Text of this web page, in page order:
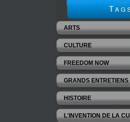
ARTS
CULTURE
FREEDOM NOW
GRANDS ENTRETIENS
HISTOIRE
L'INVENTION DE LA
Contactez-nous
Aide